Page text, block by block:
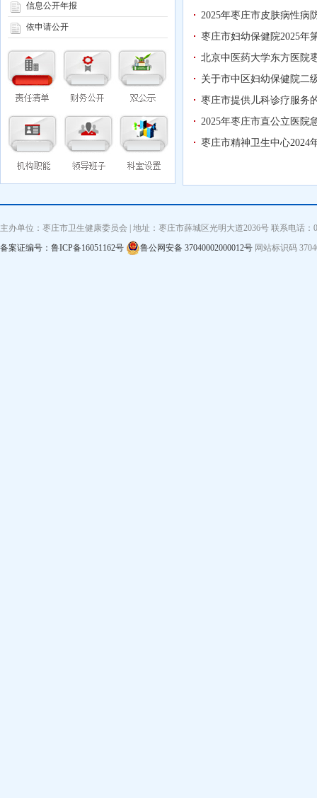
信息公开年报
依申请公开
2025年枣庄市皮肤病性病
枣庄市妇幼保健院2025年
北京中医药大学东方医院
关于市中区妇幼保健院二
枣庄市提供儿科诊疗服务
2025年枣庄市直公立医院
枣庄市精神卫生中心2024
主办单位：枣庄市卫生健康委员会 | 地址：枣庄市薛城区光明大道2036号 联系电话
备案证编号：鲁ICP备16051162号
鲁公网安备 37040002000012号 网站标识码